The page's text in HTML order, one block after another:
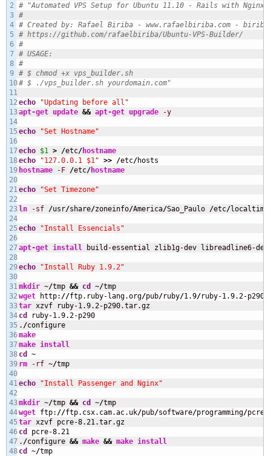
2
3
4
5
6
7
8
9
10
11
12
13
14
15
16
17
18
19
20
21
22
23
24
25
26
27
28
29
30
31
32
33
34
35
36
37
38
39
40
41
42
43
44
45
46
47
48
# "Automated VPS Setup for Ubuntu 11.10 - Rails with Nginx"
#
# Created by: Rafael Biriba - www.rafaelbiriba.com -
# https://github.com/rafaelbiriba/Ubuntu-VPS-Builder/
#
# USAGE:
#
# $ chmod +x vps_builder.sh
# $ ./vps_builder.sh yourdomain.com"
echo
"Updating before all"
apt-get update && apt-get upgrade -y
echo "Set Hostname"
echo $1 > /etc/hostname
echo
"127.0.0.1 $1" >> /etc/
hostname
-F /etc/hostname
echo "Set Timezone"
ln -sf /usr/share/zoneinfo/America/Sao_Paulo /etc/localtime
echo "Install Essencials"
apt-get install build-essential zlib1g-dev libreadline6-
echo "Install Ruby 1.9.2"
mkdir ~/tmp && cd ~/
wget http: //ftp.ruby-lang.org/pub/ruby/1.9/
tar
cd
ruby-1.9.2-p290
. /
make
make install
cd
rm
-rf ~/tmp
echo "Install Passenger and Nginx"
mkdir ~/tmp && cd ~/
wget ftp: //ftp.csx.cam.ac.uk/pub/software/programming/pcre
tar xzvf pcre-8.21
cd
pcre-8.21
. /configure && make && make install
cd
~/tmp